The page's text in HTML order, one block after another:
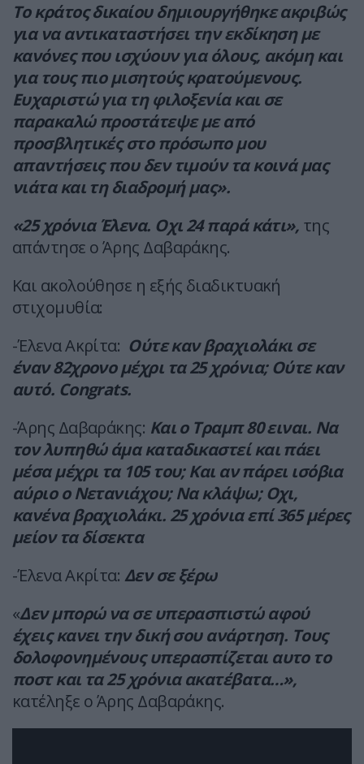
Το κράτος δικαίου δημιουργήθηκε ακριβώς
για να αντικαταστήσει την εκδίκηση με
κανόνες που ισχύουν για όλους, ακόμη και
για τους πιο μισητούς κρατούμενους.
Ευχαριστώ για τη φιλοξενία και σε
παρακαλώ προστάτεψε με από
προσβλητικές στο πρόσωπο μου
απαντήσεις που δεν τιμούν τα κοινά μας
νιάτα και τη διαδρομή μας».
«25 χρόνια Έλενα. Οχι 24 παρά κάτι», της
απάντησε ο Άρης Δαβαράκης.
Και ακολούθησε η εξής διαδικτυακή
στιχομυθία:
-Έλενα Ακρίτα: Ούτε καν βραχιολάκι σε
έναν 82χρονο μέχρι τα 25 χρόνια; Ούτε καν
αυτό. Congrats.
-Άρης Δαβαράκης: Και ο Τραμπ 80 ειναι. Να
τον λυπηθώ άμα καταδικαστεί και πάει
μέσα μέχρι τα 105 του; Και αν πάρει ισόβια
αύριο ο Νετανιάχου; Να κλάψω; Οχι,
κανένα βραχιολάκι. 25 χρόνια επί 365 μέρες
μείον τα δίσεκτα
-Έλενα Ακρίτα: Δεν σε ξέρω
«Δεν μπορώ να σε υπερασπιστώ αφού
έχεις κανει την δική σου ανάρτηση. Τους
δολοφονημένους υπερασπίζεται αυτο το
ποστ και τα 25 χρόνια ακατέβατα…»,
κατέληξε ο Άρης Δαβαράκης.